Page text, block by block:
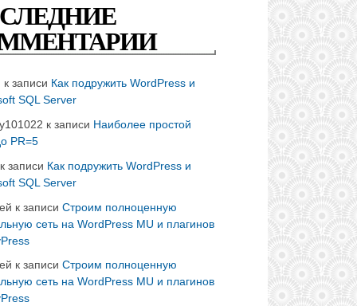
к записи Как подружить WordPress и
SQL Server
к записи Наиболее простой
PR=5
записи Как подружить WordPress и
SQL Server
к записи Строим полноценную
сеть на WordPress MU и плагинов
к записи Строим полноценную
сеть на WordPress MU и плагинов